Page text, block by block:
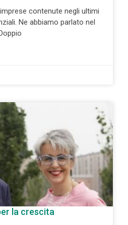
contenute negli ultimi
Ne abbiamo parlato nel
la crescita